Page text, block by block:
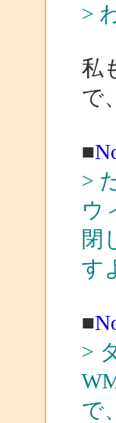
>
私
で、
■
>
ウ
閉
す
■
>
で